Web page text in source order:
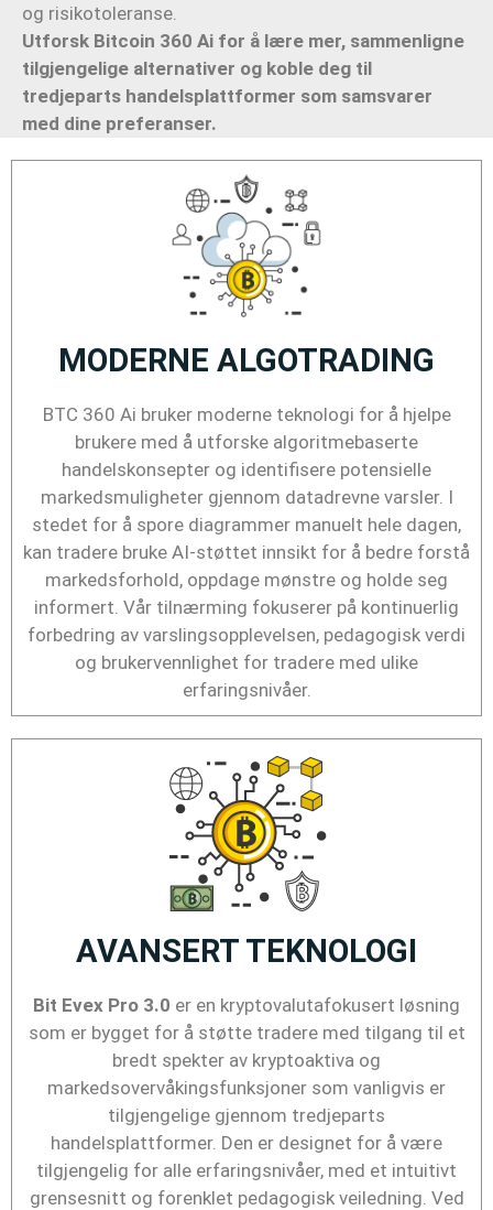
og risikotoleranse.
Utforsk Bitcoin 360 Ai for å lære mer, sammenligne
tilgjengelige alternativer og koble deg til
tredjeparts handelsplattformer som samsvarer
med dine preferanser.
MODERNE ALGOTRADING
BTC 360 Ai bruker moderne teknologi for å hjelpe
brukere med å utforske algoritmebaserte
handelskonsepter og identifisere potensielle
markedsmuligheter gjennom datadrevne varsler. I
stedet for å spore diagrammer manuelt hele dagen,
kan tradere bruke AI-støttet innsikt for å bedre forstå
markedsforhold, oppdage mønstre og holde seg
informert. Vår tilnærming fokuserer på kontinuerlig
forbedring av varslingsopplevelsen, pedagogisk verdi
og brukervennlighet for tradere med ulike
erfaringsnivåer.
AVANSERT TEKNOLOGI
Bit Evex Pro 3.0 er en kryptovalutafokusert løsning
som er bygget for å støtte tradere med tilgang til et
bredt spekter av kryptoaktiva og
markedsovervåkingsfunksjoner som vanligvis er
tilgjengelige gjennom tredjeparts
handelsplattformer. Den er designet for å være
tilgjengelig for alle erfaringsnivåer, med et intuitivt
grensesnitt og forenklet pedagogisk veiledning. Ved